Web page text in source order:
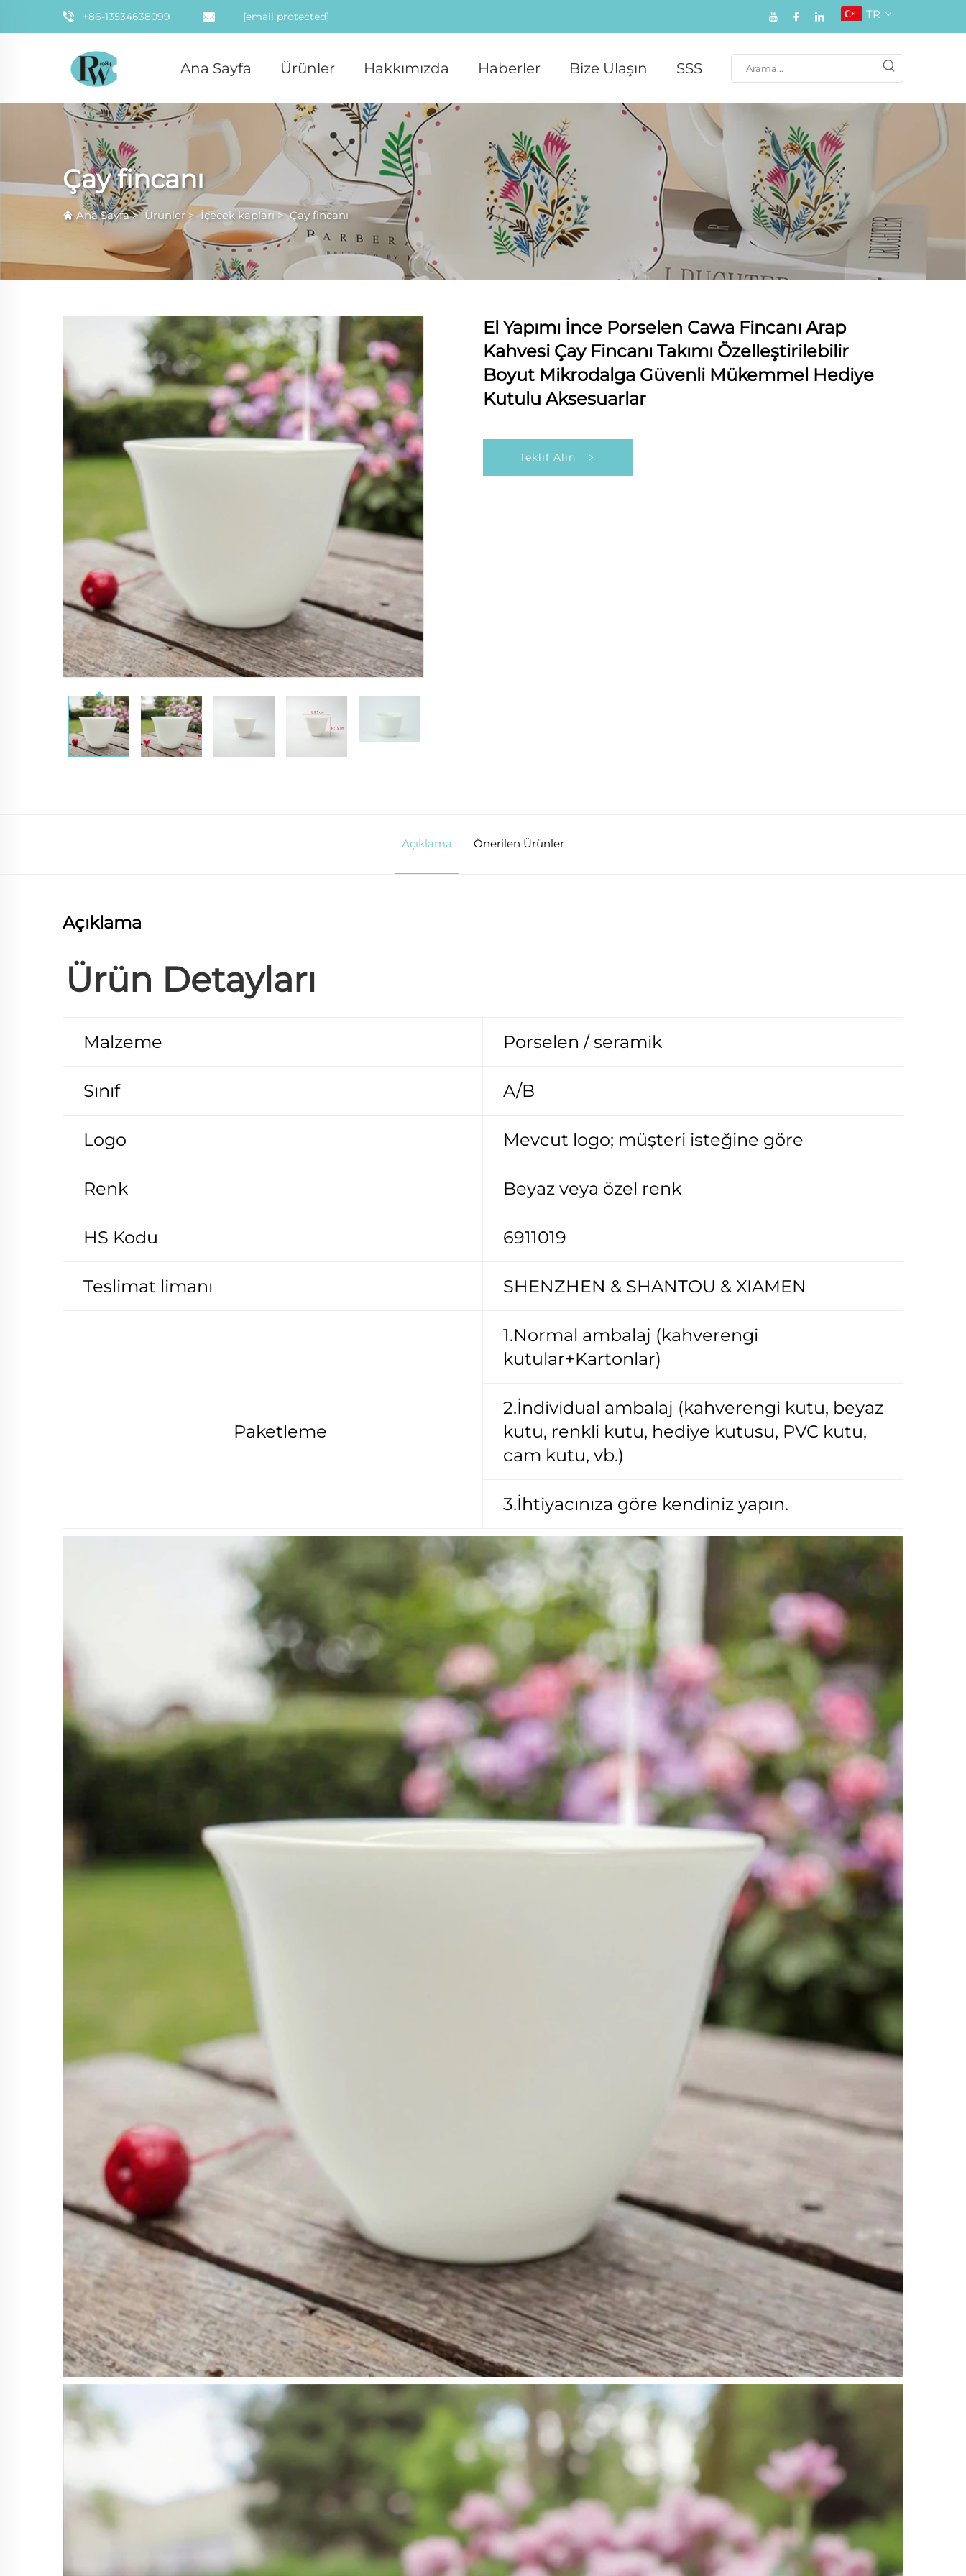
+86-13534638099 [email protected] TR
Ana Sayfa Ürünler Hakkımızda Haberler Bize Ulaşın SSS
Çay fincanı
Ana Sayfa>Ürünler >İçecek kapları>Çay fincanı
El Yapımı İnce Porselen Cawa Fincanı Arap
Kahvesi Çay Fincanı Takımı Özelleştirilebilir
Boyut Mikrodalga Güvenli Mükemmel Hediye
Kutulu Aksesuarlar
Teklif Alın
Açıklama Önerilen Ürünler
Açıklama
Ürün Detayları
Malzeme Porselen / seramik
Sınıf A/B
Logo Mevcut logo; müşteri isteğine göre
Renk Beyaz veya özel renk
HS Kodu 6911019
Teslimat limanı SHENZHEN & SHANTOU & XIAMEN
Paketleme
1.Normal ambalaj (kahverengi
kutular+Kartonlar)
2.İndividual ambalaj (kahverengi kutu, beyaz
kutu, renkli kutu, hediye kutusu, PVC kutu,
cam kutu, vb.)
3.İhtiyacınıza göre kendiniz yapın.